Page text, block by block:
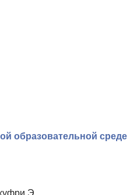
образовательной среде